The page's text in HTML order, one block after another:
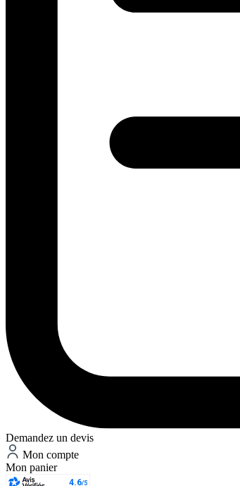
Demandez un devis
Mon compte
Mon panier